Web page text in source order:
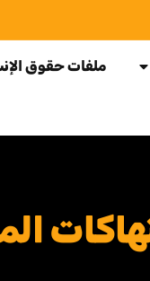
ملفات حقوق